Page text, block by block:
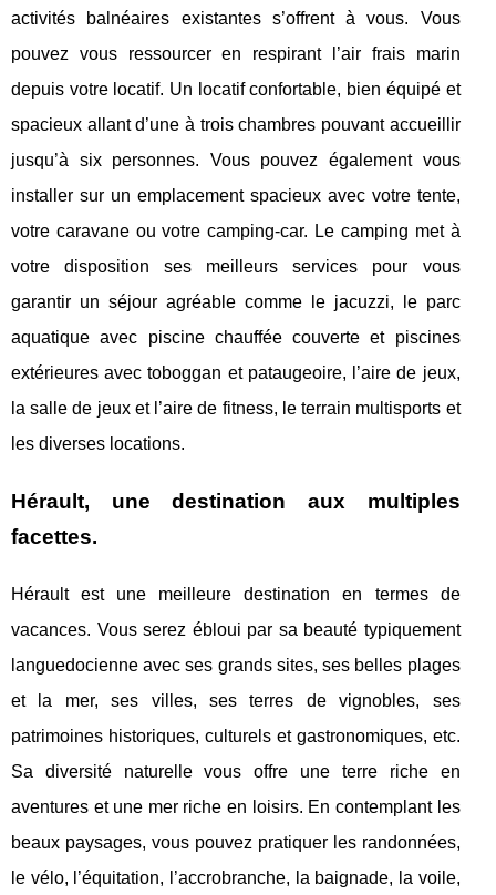
activités balnéaires existantes s’offrent à vous. Vous
pouvez vous ressourcer en respirant l’air frais marin
depuis votre locatif. Un locatif confortable, bien équipé et
spacieux allant d’une à trois chambres pouvant accueillir
jusqu’à six personnes. Vous pouvez également vous
installer sur un emplacement spacieux avec votre tente,
votre caravane ou votre camping-car. Le camping met à
votre disposition ses meilleurs services pour vous
garantir un séjour agréable comme le jacuzzi, le parc
aquatique avec piscine chauffée couverte et piscines
extérieures avec toboggan et pataugeoire, l’aire de jeux,
la salle de jeux et l’aire de fitness, le terrain multisports et
les diverses locations.
Hérault, une destination aux multiples
facettes.
Hérault est une meilleure destination en termes de
vacances. Vous serez ébloui par sa beauté typiquement
languedocienne avec ses grands sites, ses belles plages
et la mer, ses villes, ses terres de vignobles, ses
patrimoines historiques, culturels et gastronomiques, etc.
Sa diversité naturelle vous offre une terre riche en
aventures et une mer riche en loisirs. En contemplant les
beaux paysages, vous pouvez pratiquer les randonnées,
le vélo, l’équitation, l’accrobranche, la baignade, la voile,